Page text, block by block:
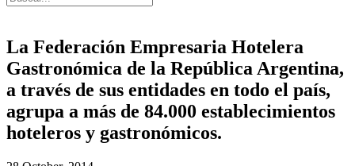
La Federación Empresaria Hotelera
Gastronómica de la República Argentina,
a través de sus entidades en todo el país,
agrupa a más de 84.000 establecimientos
hoteleros y gastronómicos.